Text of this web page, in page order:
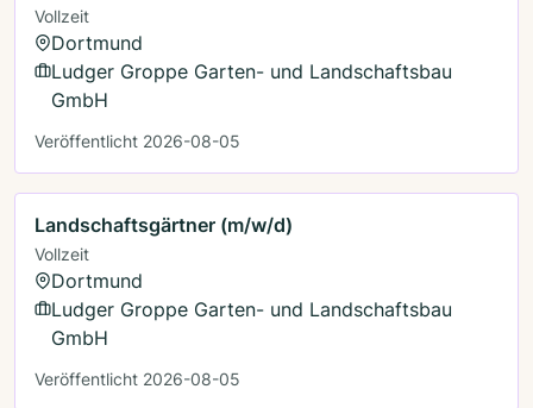
Vollzeit
Dortmund
Ludger Groppe Garten- und Landschaftsbau
GmbH
Veröffentlicht 2026-08-05
Landschaftsgärtner (m/w/d)
Vollzeit
Dortmund
Ludger Groppe Garten- und Landschaftsbau
GmbH
Veröffentlicht 2026-08-05